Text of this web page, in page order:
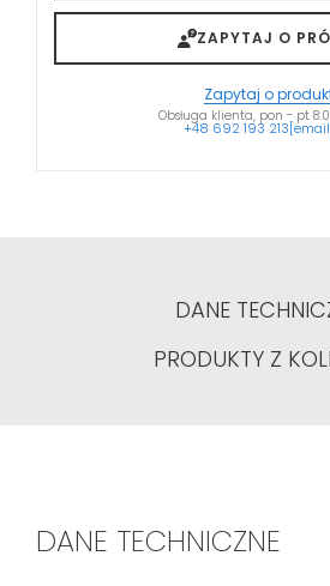
ZAPYTAJ O
Zapytaj o
Obsługa klienta, pon - pt
+48 692 193 213
DANE
PRODUKTY Z
DANE TECHNICZNE